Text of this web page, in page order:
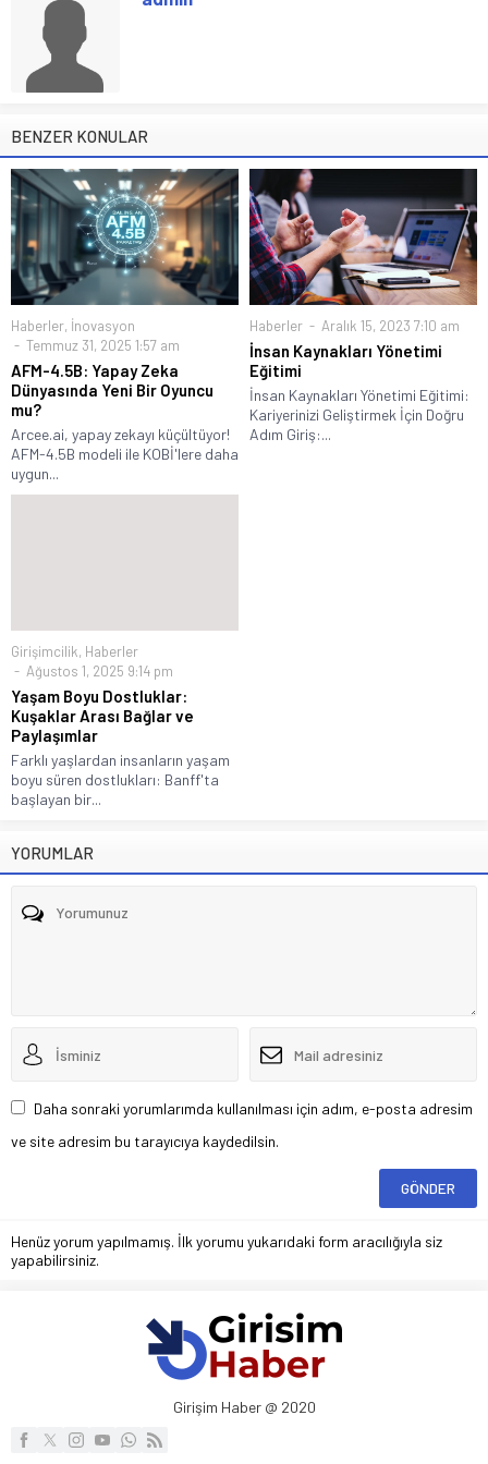
BENZER KONULAR
Haberler, İnovasyon
Temmuz 31, 2025 1:57 am
AFM-4.5B: Yapay Zeka
Dünyasında Yeni Bir Oyuncu
mu?
Arcee.ai, yapay zekayı küçültüyor!
AFM-4.5B modeli ile KOBİ'lere daha
uygun...
Haberler Aralık 15, 2023 7:10 am
İnsan Kaynakları Yönetimi
Eğitimi
İnsan Kaynakları Yönetimi Eğitimi:
Kariyerinizi Geliştirmek İçin Doğru
Adım Giriş:...
Girişimcilik, Haberler
Ağustos 1, 2025 9:14 pm
Yaşam Boyu Dostluklar:
Kuşaklar Arası Bağlar ve
Paylaşımlar
Farklı yaşlardan insanların yaşam
boyu süren dostlukları: Banff'ta
başlayan bir...
YORUMLAR
Daha sonraki yorumlarımda kullanılması için adım, e-posta adresim
ve site adresim bu tarayıcıya kaydedilsin.
Henüz yorum yapılmamış. İlk yorumu yukarıdaki form aracılığıyla siz
yapabilirsiniz.
Girişim Haber @ 2020